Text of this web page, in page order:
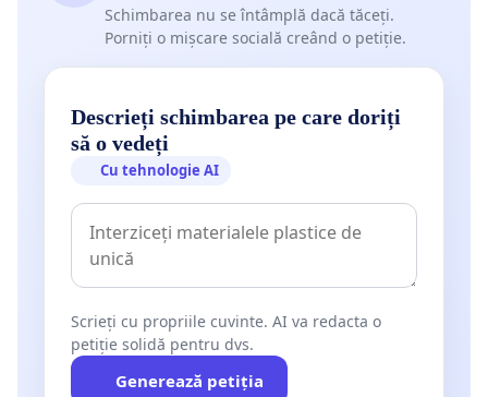
Schimbarea nu se întâmplă dacă tăceți.
Porniți o mișcare socială creând o petiție.
Descrieți schimbarea pe care doriți
să o vedeți
Cu tehnologie AI
Scrieți cu propriile cuvinte. AI va redacta o
petiție solidă pentru dvs.
Generează petiția